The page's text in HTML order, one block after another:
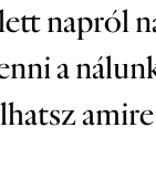
napról
a